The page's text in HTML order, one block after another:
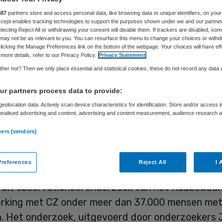
leven
25 juli 2025 , 08:52
de ziekte van parkinson die fysiotherapie
fysiotherapeut leven langer dan
die deze gespecialiseerde zorg niet krijgen.
observationeel onderzoek van het
met CZ onder meer dan 37.000 mensen met
Het onderzoek, uitgevoerd door onderzoekers
partners store and access personal data, like browsing data or unique identifiers, on your
enables tracking technologies to support the purposes shown under we and our
Reject All or withdrawing your consent will disable them. If trackers are disabled,
not be as relevant to you. You can resurface this menu to change your choices or
the Manage Preferences link on the bottom of the webpage. Your choices will have
details, refer to our Privacy Policy. Privacy Statement
not? Then we only place essential and statistical cookies, these do not record any data
partners process data to provide:
data. Actively scan device characteristics for identification. Store and/or access
advertising and content, advertising and content measurement, audience research
(vendors)
Reject All I